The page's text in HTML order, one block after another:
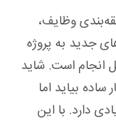
وظایف،
جدید به ‌پروژه
انجام است. شاید
ساده بیاید اما
دارد. با این